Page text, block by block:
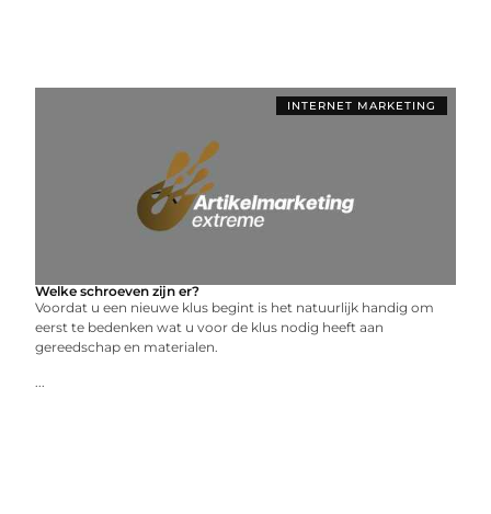
INTERNET MARKETING
Welke schroeven zijn er?
Voordat u een nieuwe klus begint is het natuurlijk handig om
eerst te bedenken wat u voor de klus nodig heeft aan
gereedschap en materialen.
...